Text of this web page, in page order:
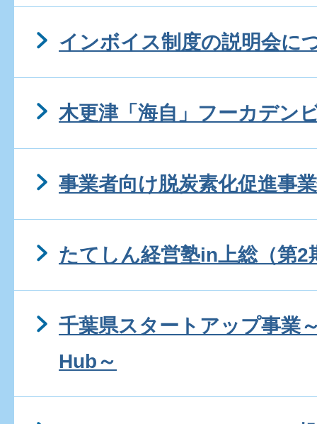
インボイス制度の説明会に
木更津「海自」フーカデン
事業者向け脱炭素化促進事
たてしん経営塾in上総（第2
千葉県スタートアップ事業
Hub～